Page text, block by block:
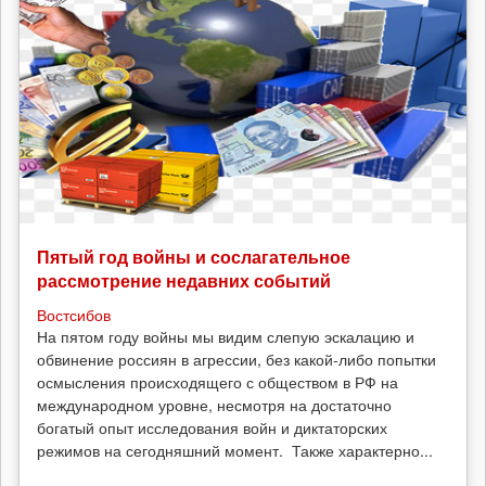
Пятый год войны и сослагательное
рассмотрение недавних событий
Востсибов
На пятом году войны мы видим слепую эскалацию и
обвинение россиян в агрессии, без какой-либо попытки
осмысления происходящего с обществом в РФ на
международном уровне, несмотря на достаточно
богатый опыт исследования войн и диктаторских
режимов на сегодняшний момент. Также характерно...